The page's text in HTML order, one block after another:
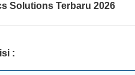
Solutions Terbaru 2026
: